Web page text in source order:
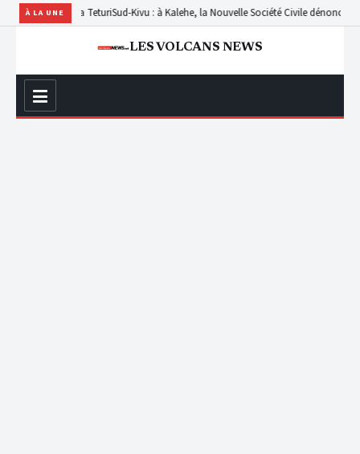
À LA UNE
Babila Teturi Sud-Kivu : à Kalehe, la Nouvelle Société Civile dénonce les
LES VOLCANS NEWS